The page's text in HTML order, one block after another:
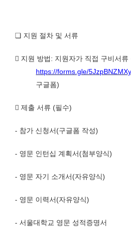
❏ 지원 절차 및 서류
 지원 방법: 지원자가 직접 구비서류
https://forms.gle/
구글폼)
 제출 서류 (필수)
- 참가 신청서(구글폼 작성)
- 영문 인턴십 계획서(첨부양식)
- 영문 자기 소개서(자유양식)
- 영문 이력서(자유양식)
- 서울대학교 영문 성적증명서